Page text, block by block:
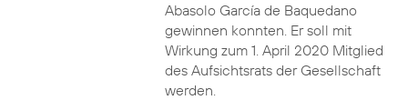
Abasolo García de Baquedano
gewinnen konnten. Er soll mit
Wirkung zum 1. April 2020 Mitglied
des Aufsichtsrats der Gesellschaft
werden.